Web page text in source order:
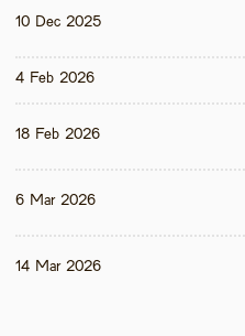
10 Dec 2025
4 Feb 2026
18 Feb 2026
6 Mar 2026
14 Mar 2026